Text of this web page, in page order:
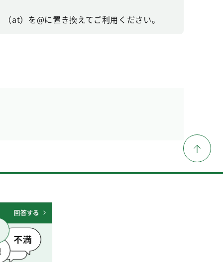
at）を@に置き換えてご利用ください。